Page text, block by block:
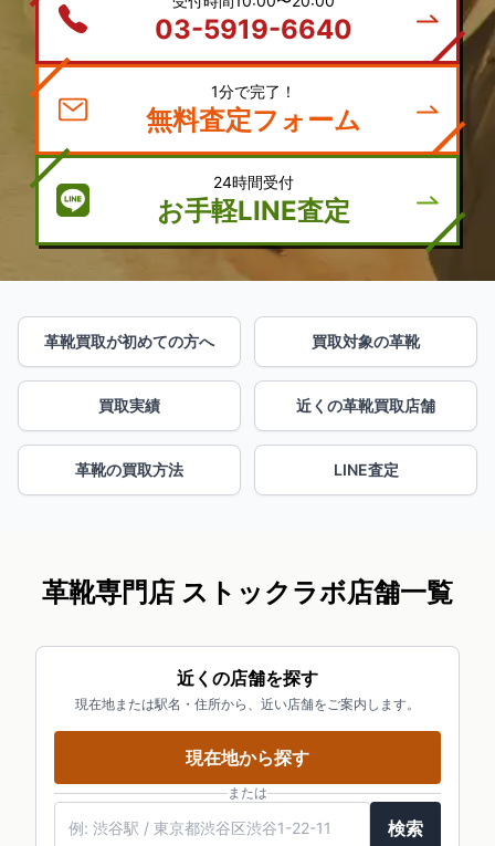
03-5919-6640
1分で完了！
無料査定フォーム
24時間受付
お手軽LINE査定
革靴買取が初めての方へ 買取対象の革靴
買取実績 近くの革靴買取店舗
革靴の買取方法 LINE査定
革靴専門店 ストックラボ店舗一覧
近くの店舗を探す
現在地または駅名・住所から、近い店舗をご案内します。
現在地から探す
または
検索